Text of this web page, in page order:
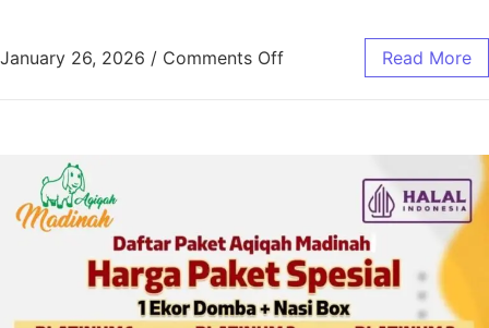
January 26, 2026 / Comments Off Read More